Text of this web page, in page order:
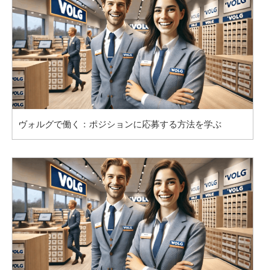
ヴォルグで働く：ポジションに応募する方法を学ぶ